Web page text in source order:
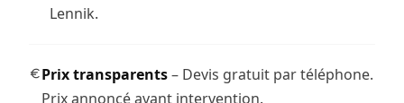
Lennik.
Prix transparents– Devis gratuit par téléphone.
Prix annoncé avant intervention.